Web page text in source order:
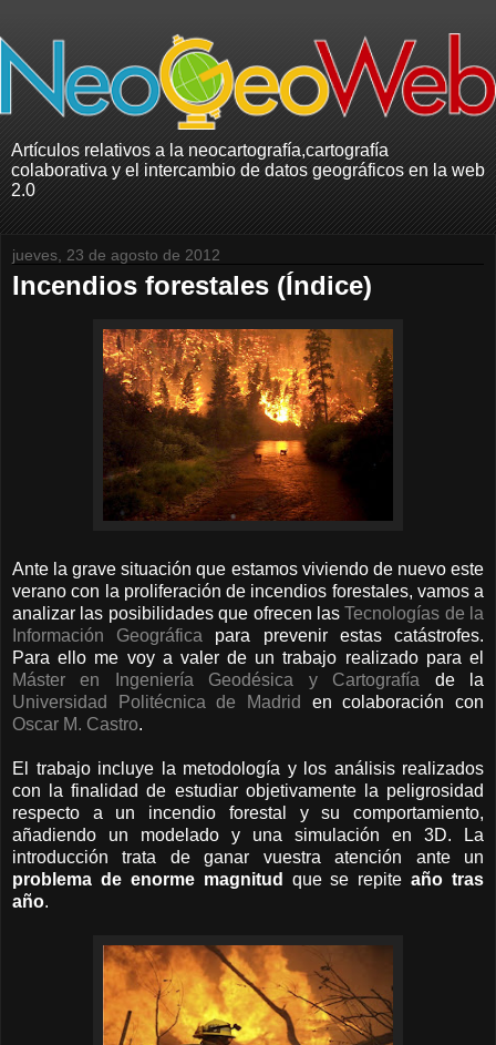
Artículos relativos a la neocartografía,cartografía
colaborativa y el intercambio de datos geográficos en la web
2.0
jueves, 23 de agosto de 2012
Incendios forestales (Índice)
Ante la grave situación que estamos viviendo de nuevo este
verano con la proliferación de incendios forestales, vamos a
analizar las posibilidades que ofrecen lasTecnologías de la
Información Geográfica para prevenir estas catástrofes.
Para ello me voy a valer de un trabajo realizado para el
Máster en Ingeniería Geodésica y Cartografía de la
Universidad Politécnica de Madrid
en colaboración con
Oscar M. Castro.
El trabajo incluye la metodología y los análisis realizados
con la finalidad de estudiar objetivamente la peligrosidad
respecto a un incendio forestal y su comportamiento,
añadiendo un modelado y una simulación en 3D. La
introducción trata de ganar vuestra atención ante un
problema de enorme magnitud
que se repiteaño tras
año.